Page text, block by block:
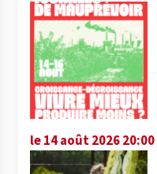
le 14 août 2026 20:00